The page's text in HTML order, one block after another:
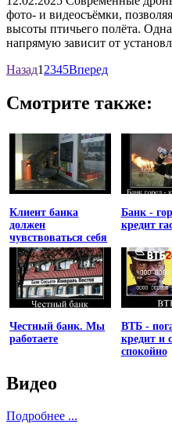
фото- и видеосъёмки,
высоты птичьего полёта.
напрямую зависит от
Назад1 2345Вперед
Смотрите также:
Клиент банка
должен
чувствоваться себя
униженным
Банк -
кредит
Честный банк. Мы
работаете
ВТБ -
кредит и
спокойно
Видео
Подробнее ...